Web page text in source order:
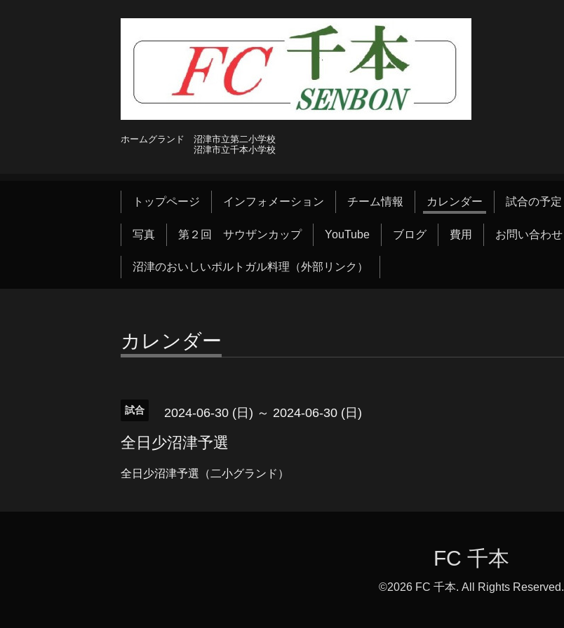
ホームグランド 沼津市立第二小学校
沼津市立千本小学校
トップページ インフォメーション チーム情報 カレンダー 試合の予定
写真 第２回 サウザンカップ YouTube ブログ 費用 お問い合わせ
沼津のおいしいポルトガル料理（外部リンク）
カレンダー
試合 2024-06-30 (日) ～ 2024-06-30 (日)
全日少沼津予選
全日少沼津予選（二小グランド）
FC 千本
©2026 FC 千本. All Rights Reserved.